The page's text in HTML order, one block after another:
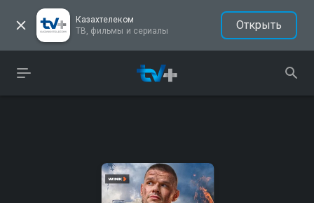
Казахтелеком
ТВ, фильмы и сериалы
Открыть